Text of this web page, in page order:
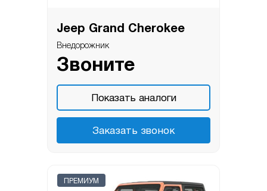
Jeep Grand Cherokee
Внедорожник
Звоните
Показать аналоги
Заказать звонок
ПРЕМИУМ